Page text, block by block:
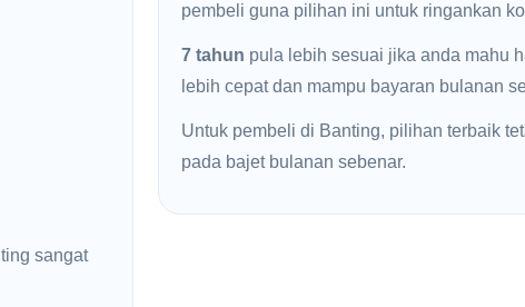
sangat
pembeli guna pilihan ini untuk ringankan
7 tahun pula lebih sesuai jika anda mahu
lebih cepat dan mampu bayaran bulanan
Untuk pembeli di Banting, pilihan terbaik
pada bajet bulanan sebenar.